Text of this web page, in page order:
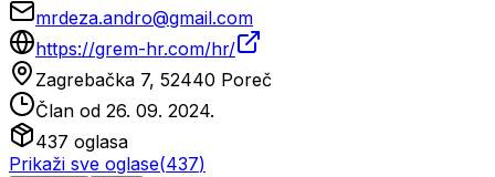
mrdeza.andro@gmail.com
https://grem-hr.com/hr/
Zagrebačka 7, 52440 Poreč
Član od 26. 09. 2024.
437 oglasa
Prikaži sve oglase(437)